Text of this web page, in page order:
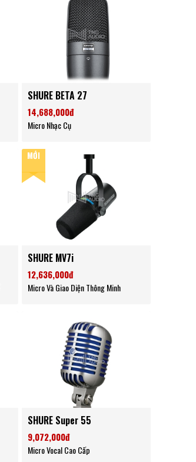
SHURE BETA 27
14,688,000đ
Micro Nhạc Cụ
MỚI
SHURE MV7i
12,636,000đ
Micro Và Giao Diện Thông Minh
SHURE Super 55
9,072,000đ
Micro Vocal Cao Cấp